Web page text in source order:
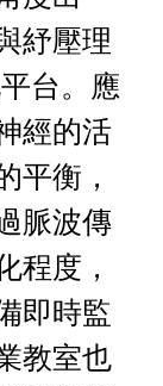
紓壓理
台。應
經的活
平衡，
脈波傳
程度，
即時監
教室也